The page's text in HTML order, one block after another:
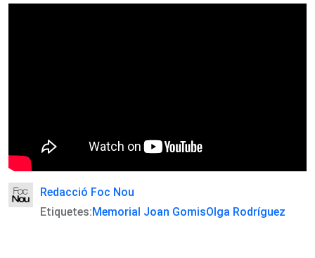
Redacció Foc Nou
Etiquetes:Memorial Joan GomisOlga Rodríguez